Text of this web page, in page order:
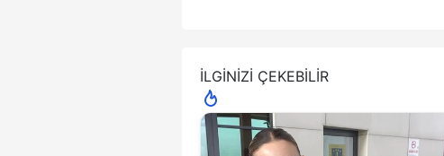
İLGİNİZİ ÇEKEBİLİR